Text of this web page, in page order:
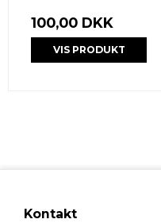
100,00 DKK
VIS PRODUKT
Kontakt